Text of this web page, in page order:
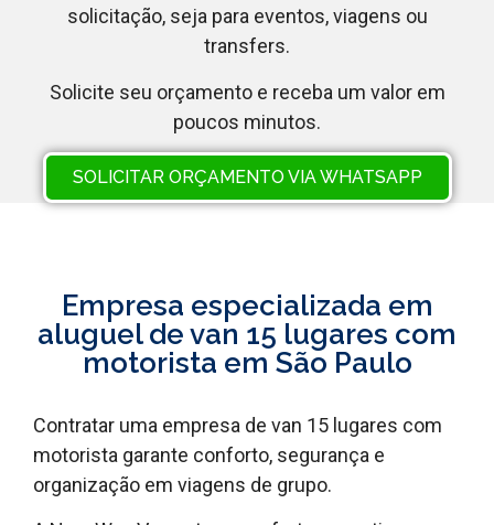
solicitação, seja para eventos, viagens ou
transfers.
Solicite seu orçamento e receba um valor em
poucos minutos.
SOLICITAR ORÇAMENTO VIA WHATSAPP
Empresa especializada em
aluguel de van 15 lugares com
motorista em São Paulo
Contratar uma empresa de van 15 lugares com
motorista garante conforto, segurança e
organização em viagens de grupo.